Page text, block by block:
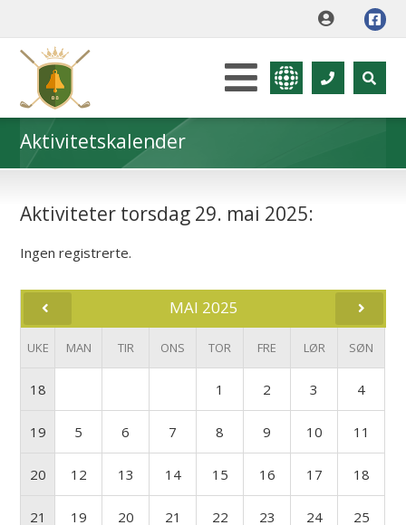
Aktivitetskalender
Aktiviteter torsdag 29. mai 2025:
Ingen registrerte.
MAI 2025
UKE MAN TIR ONS TOR FRE LØR SØN
18 1 2 3 4
19 5 6 7 8 9 10 11
20 12 13 14 15 16 17 18
21 19 20 21 22 23 24 25